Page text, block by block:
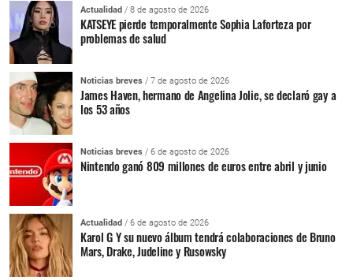
Actualidad / 8 de agosto de 2026
KATSEYE pierde temporalmente Sophia Laforteza por
problemas de salud
Noticias breves / 7 de agosto de 2026
James Haven, hermano de Angelina Jolie, se declaró gay a
los 53 años
Noticias breves / 6 de agosto de 2026
Nintendo ganó 809 millones de euros entre abril y junio
Actualidad / 6 de agosto de 2026
Karol G Y su nuevo álbum tendrá colaboraciones de Bruno
Mars, Drake, Judeline y Rusowsky